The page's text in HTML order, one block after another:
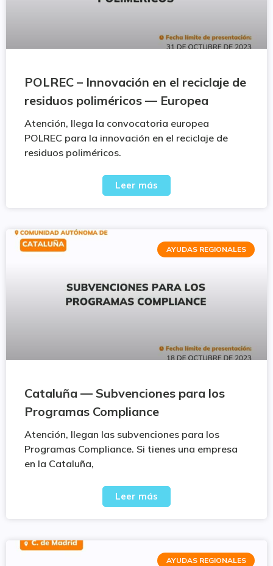
POLREC – Innovación en el reciclaje de
residuos poliméricos — Europea
Atención, llega la convocatoria europea
POLREC para la innovación en el reciclaje de
residuos poliméricos.
Leer más
AYUDAS REGIONALES
Cataluña — Subvenciones para los
Programas Compliance
Atención, llegan las subvenciones para los
Programas Compliance. Si tienes una empresa
en la Cataluña,
Leer más
AYUDAS REGIONALES